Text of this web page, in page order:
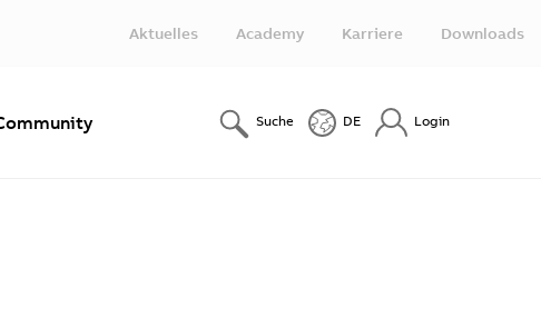
Aktuelles Academy Karriere Downloads
Suche DE Login